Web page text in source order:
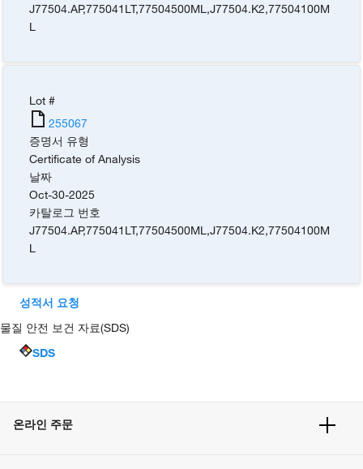
J77504.AP,775041LT,77504500ML,J77504.K2,77504100M
L
Lot #
255067
증명서 유형
Certificate of Analysis
날짜
Oct-30-2025
카탈로그 번호
J77504.AP,775041LT,77504500ML,J77504.K2,77504100M
L
성적서 요청
물질 안전 보건 자료(SDS)
SDS
온라인 주문